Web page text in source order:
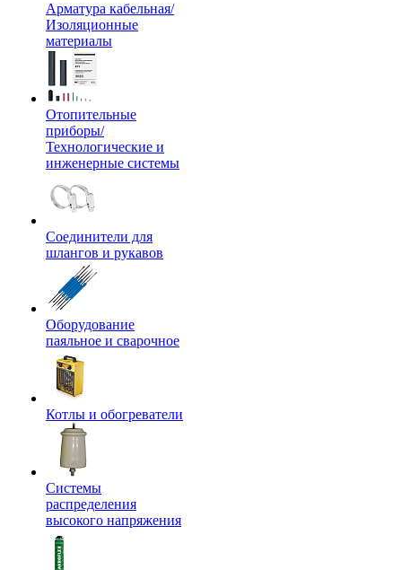
Арматура кабельная/
Изоляционные
материалы
Отопительные
приборы/
Технологические и
инженерные системы
Соединители для
шлангов и рукавов
Оборудование
паяльное и сварочное
Котлы и обогреватели
Системы
распределения
высокого напряжения